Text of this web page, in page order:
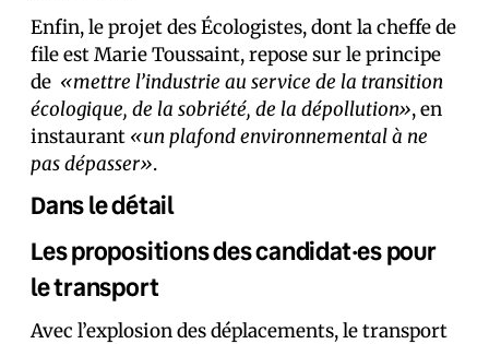
Enfin, le projet des Écologistes, dont la cheffe de
file est Marie Toussaint, repose sur le principe
de «mettre l’industrie au service de la transition
écologique, de la sobriété, de la dépollution», en
instaurant «un plafond environnemental à ne
pas dépasser».
Dans le détail
Les propositions des candidat·es pour
le transport
Avec l’explosion des déplacements, le transport